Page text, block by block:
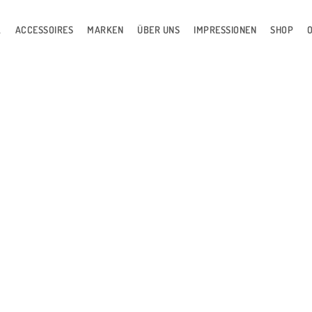
ACCESSOIRES MARKEN ÜBER UNS IMPRESSIONEN SHOP